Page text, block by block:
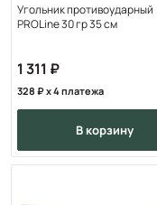
Угольник противоударный
PROLine 30 гр 35 см
1 311
328 x 4 платежа
в корзину